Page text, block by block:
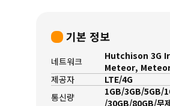
기본 정보
네트워크
Hutchison 3G
Meteor,
제공자
LTE/4G
통신량
1GB/3GB/5GB/
/30GB/80GB/무